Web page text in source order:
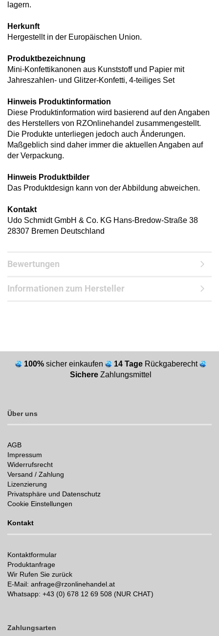
lagern.
Herkunft
Hergestellt in der Europäischen Union.
Produktbezeichnung
Mini-Konfettikanonen aus Kunststoff und Papier mit
Jahreszahlen- und Glitzer-Konfetti, 4-teiliges Set
Hinweis Produktinformation
Diese Produktinformation wird basierend auf den Angaben
des Herstellers von RZOnlinehandel zusammengestellt.
Die Produkte unterliegen jedoch auch Änderungen.
Maßgeblich sind daher immer die aktuellen Angaben auf
der Verpackung.
Hinweis Produktbilder
Das Produktdesign kann von der Abbildung abweichen.
Kontakt
Udo Schmidt GmbH & Co. KG Hans-Bredow-Straße 38
28307 Bremen Deutschland
Bewertungen
Informationen zum Hersteller
100% sicher einkaufen 14 Tage Rückgaberecht
Sichere Zahlungsmittel
Über uns
AGB
Impressum
Widerrufsrecht
Versand / Zahlung
Lizenzierung
Privatsphäre und Datenschutz
Cookie Einstellungen
Kontakt
Kontaktformular
Produktanfrage
Wir Rufen Sie zurück
E-Mail: anfrage@rzonlinehandel.at
Whatsapp: +43 (0) 678 12 69 508 (NUR CHAT)
Zahlungsarten